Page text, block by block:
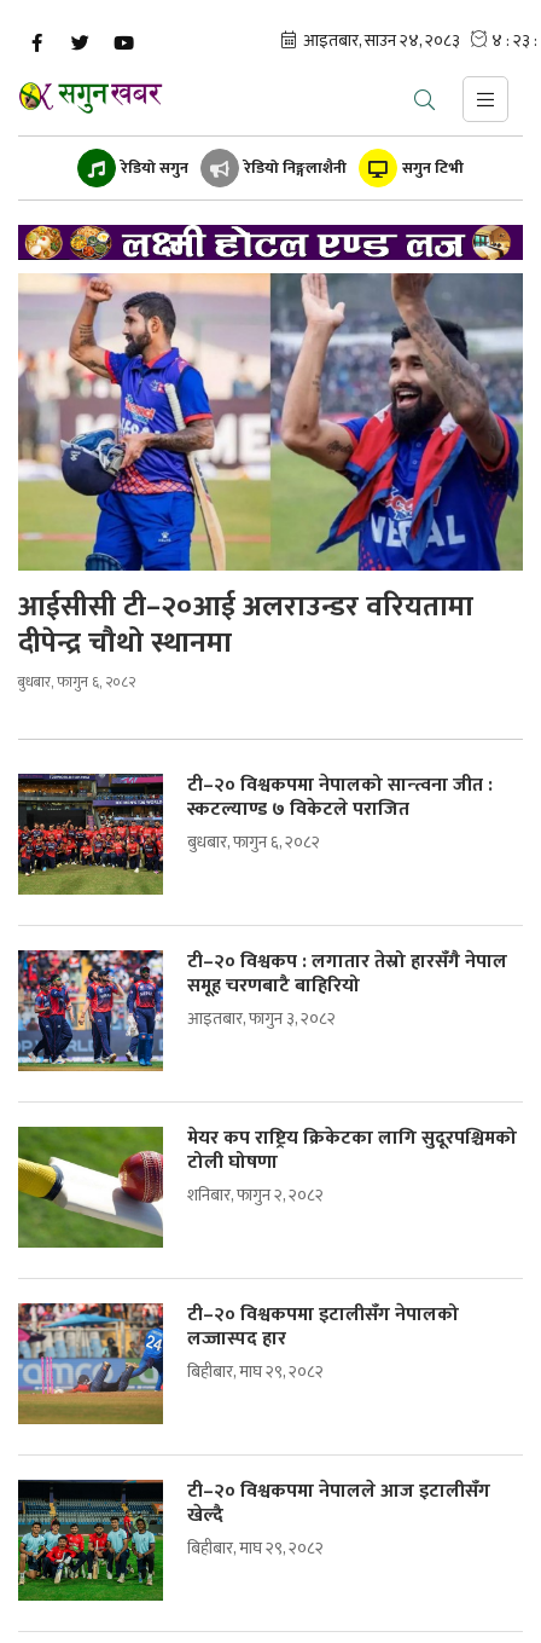
रेडियो सगुन रेडियो निङ्गलाशैनी सगुन टिभी
आईसीसी टी–२०आई अलराउन्डर वरियतामा
दीपेन्द्र चौथो स्थानमा
बुधबार, फागुन ६, २०८२
टी–२० विश्वकपमा नेपालको सान्त्वना जीत :
स्कटल्याण्ड ७ विकेटले पराजित
बुधबार, फागुन ६, २०८२
टी–२० विश्वकप : लगातार तेस्रो हारसँगै नेपाल
समूह चरणबाटै बाहिरियो
आइतबार, फागुन ३, २०८२
मेयर कप राष्ट्रिय क्रिकेटका लागि सुदूरपश्चिमको
टोली घोषणा
शनिबार, फागुन २, २०८२
टी–२० विश्वकपमा इटालीसँग नेपालको
लज्जास्पद हार
बिहीबार, माघ २९, २०८२
टी–२० विश्वकपमा नेपालले आज इटालीसँग
खेल्दै
बिहीबार, माघ २९, २०८२